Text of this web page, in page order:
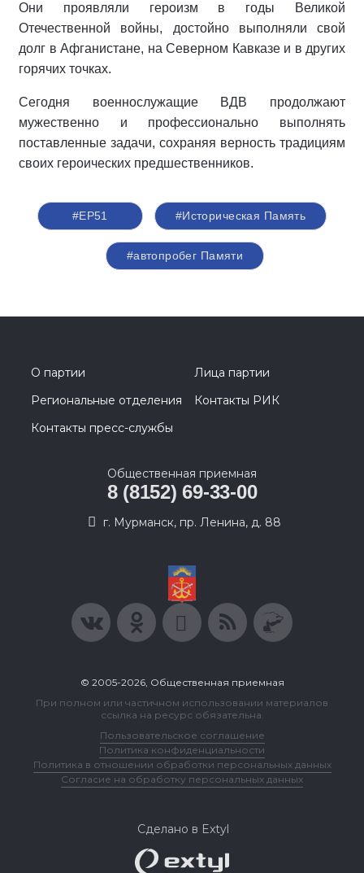
Они проявляли героизм в годы Великой
Отечественной войны, достойно выполняли свой
долг в Афганистане, на Северном Кавказе и в других
горячих точках.
Сегодня военнослужащие ВДВ продолжают
мужественно и профессионально выполнять
поставленные задачи, сохраняя верность традициям
своих героических предшественников.
#ЕР51 #Историческая Память
#автопробег Памяти
О партии
Лица партии
Региональные отделения
Контакты РИК
Контакты пресс-службы
Общественная приемная
8 (8152) 69-33-00
г. Мурманск, пр. Ленина, д. 88
© 2005-2026, Общественная приемная
При полном или частичном использовании материалов
ссылка на ресурс обязательна.
Пользовательское соглашение
Политика конфиденциальности
Политика в отношении обработки персональных данных
Согласие на обработку персональных данных
Сделано в Extyl